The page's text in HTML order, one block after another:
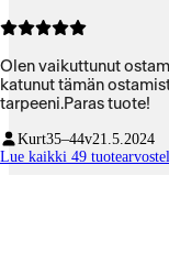
Olen vaikuttunut
katunut tämän
tarpeeni.Paras tuote!
Kurt35–44v21.5.2024
Lue kaikki 49